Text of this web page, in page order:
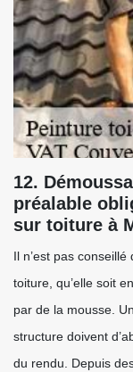
12.
préalable
sur toiture à
Il n’est pas
toiture, qu’elle soit
par de la mousse.
structure doivent
du rendu. Depuis